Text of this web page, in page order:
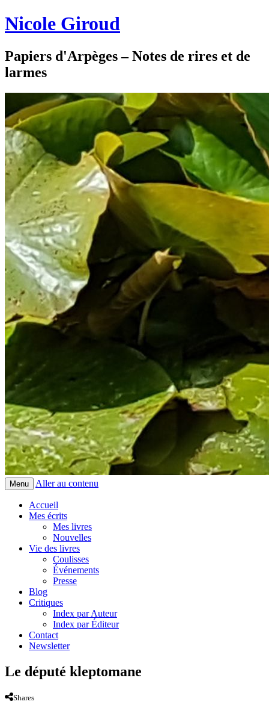
Nicole Giroud
Papiers d'Arpèges – Notes de rires et de
larmes
Menu Aller au contenu
Accueil
Mes écrits
Mes livres
Nouvelles
Vie des livres
Coulisses
Événements
Presse
Blog
Critiques
Index par Auteur
Index par Éditeur
Contact
Newsletter
Le député kleptomane
Shares